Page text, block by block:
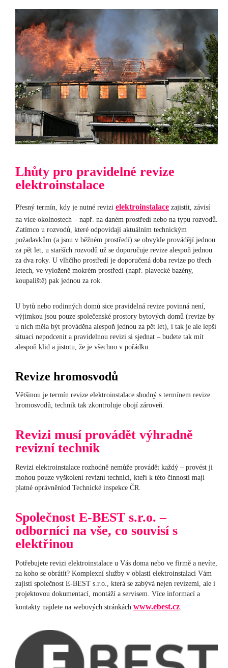
Lhůty pro pravidelné revize
elektroinstalace
Přesný termín, kdy je nutné revizi elektroinstalace zajistit, závisí
na více okolnostech – např. na daném prostředí nebo na typu rozvodů.
Zatímco u rozvodů, které odpovídají aktuálním technickým
požadavkům (a jsou v běžném prostředí) se obvykle provádějí jednou
za pět let, u starších rozvodů už se doporučuje revize alespoň jednou
za dva roky. U vlhčího prostředí je doporučená doba revize po třech
letech, ve vyloženě mokrém prostředí (např. plavecké bazény,
koupaliště) pak jednou za rok.
U bytů nebo rodinných domů sice pravidelná revize povinná není,
výjimkou jsou pouze společenské prostory bytových domů (revize by
u nich měla být prováděna alespoň jednou za pět let), i tak je ale lepší
situaci nepodcenit a pravidelnou revizi si sjednat – budete tak mít
alespoň klid a jistotu, že je všechno v pořádku.
Revize hromosvodů
Většinou je termín revize elektroinstalace shodný s termínem revize
hromosvodů, technik tak zkontroluje obojí zároveň.
Revizi musí provádět výhradně
revizní technik
Revizi elektroinstalace rozhodně nemůže provádět každý – provést ji
mohou pouze vyškolení revizní technici, kteří k této činnosti mají
platné oprávněníod Technické inspekce ČR.
Společnost E-BEST s.r.o. –
odborníci na vše, co souvisí s
elektřinou
Potřebujete revizi elektroinstalace u Vás doma nebo ve firmě a nevíte,
na koho se obrátit? Komplexní služby v oblasti elektroinstalací Vám
zajistí společnost E-BEST s.r.o., která se zabývá nejen revizemi, ale i
projektovou dokumentací, montáží a servisem. Více informací a
kontakty najdete na webových stránkách www.ebest.cz